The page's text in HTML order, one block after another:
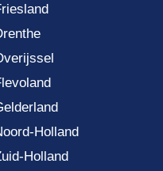
Holland
Holland